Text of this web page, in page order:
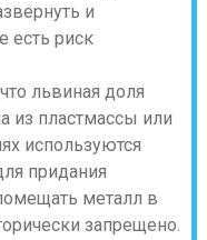
и
есть риск
львиная доля
из пластмассы или
используются
придания
металл в
запрещено.